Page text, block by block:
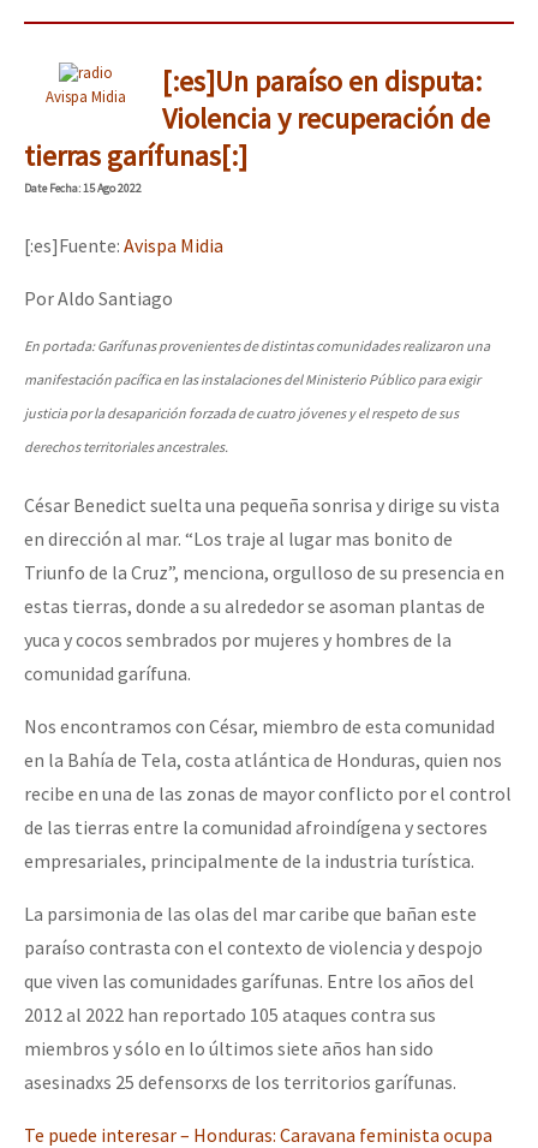
Avispa Midia
[:es]Un paraíso en disputa:
Violencia y recuperación de
tierras garífunas[:]
DateFecha: 15 Ago 2022
[:es]Fuente: Avispa Midia
Por Aldo Santiago
En portada: Garífunas provenientes de distintas comunidades realizaron una
manifestación pacífica en las instalaciones del Ministerio Público para exigir
justicia por la desaparición forzada de cuatro jóvenes y el respeto de sus
derechos territoriales ancestrales.
César Benedict suelta una pequeña sonrisa y dirige su vista
en dirección al mar. “Los traje al lugar mas bonito de
Triunfo de la Cruz”, menciona, orgulloso de su presencia en
estas tierras, donde a su alrededor se asoman plantas de
yuca y cocos sembrados por mujeres y hombres de la
comunidad garífuna.
Nos encontramos con César, miembro de esta comunidad
en la Bahía de Tela, costa atlántica de Honduras, quien nos
recibe en una de las zonas de mayor conflicto por el control
de las tierras entre la comunidad afroindígena y sectores
empresariales, principalmente de la industria turística.
La parsimonia de las olas del mar caribe que bañan este
paraíso contrasta con el contexto de violencia y despojo
que viven las comunidades garífunas. Entre los años del
2012 al 2022 han reportado 105 ataques contra sus
miembros y sólo en lo últimos siete años han sido
asesinadxs 25 defensorxs de los territorios garífunas.
Te puede interesar – Honduras: Caravana feminista ocupa